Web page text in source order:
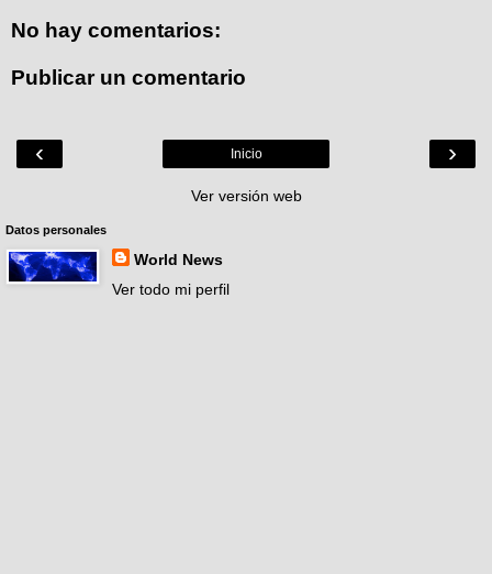
No hay comentarios:
Publicar un comentario
‹ ›
Inicio
Ver versión web
Datos personales
World News
Ver todo mi perfil